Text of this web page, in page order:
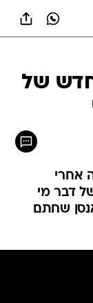
של
אחרי
דבר מי
שחתם